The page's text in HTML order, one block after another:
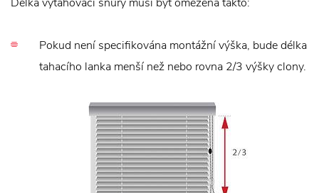
Pokud není specifikována montážní výška, bude délka
tahacího lanka menší než nebo rovna 2/3 výšky clony.